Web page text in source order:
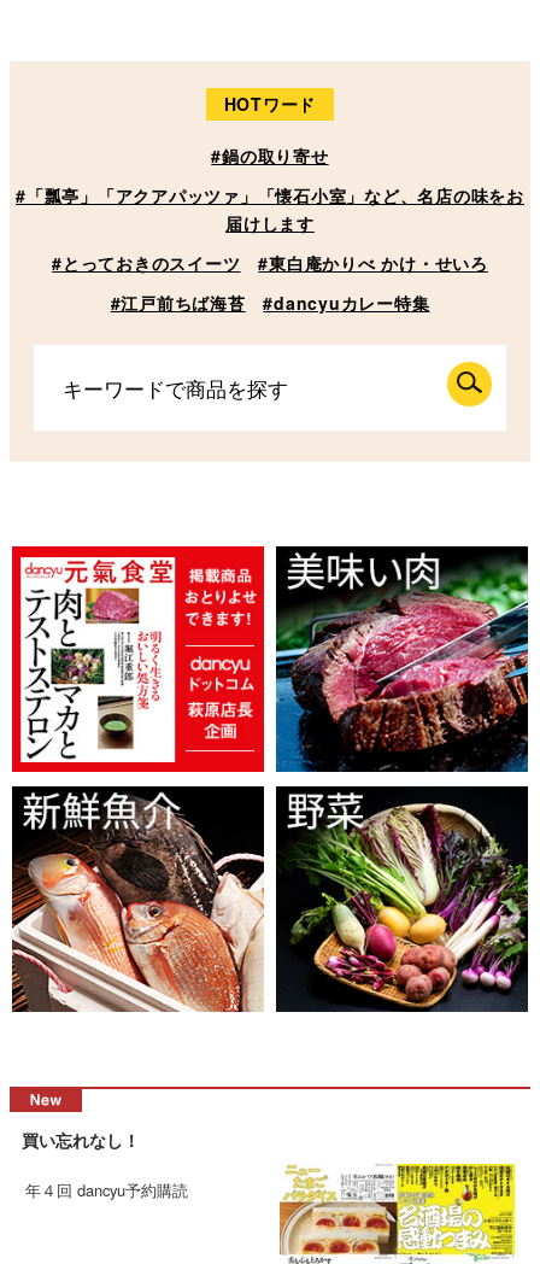
HOTワード
#鍋の取り寄せ
#「瓢亭」「アクアパッツァ」「懐石小室」など、名店の味をお
届けします
#とっておきのスイーツ
#東白庵かりべ かけ・せいろ
#江戸前ちば海苔
#dancyuカレー特集
買い忘れなし！
年４回 dancyu予約購読